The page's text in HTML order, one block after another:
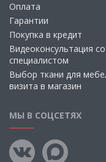
Оплата
Гарантии
Покупка в кредит
Видеоконсультация со
специалистом
Выбор ткани для
визита в магазин
МЫ В СОЦСЕТЯХ